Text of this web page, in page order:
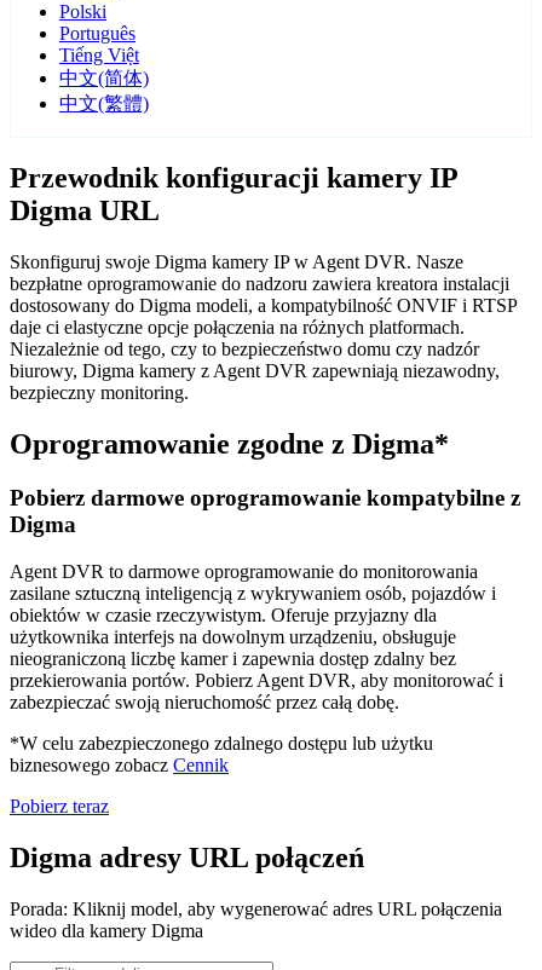
Polski
Português
Tiếng Việt
中文(简体)
中文(繁體)
Przewodnik konfiguracji kamery IP
Digma URL
Skonfiguruj swoje Digma kamery IP w Agent DVR. Nasze
bezpłatne oprogramowanie do nadzoru zawiera kreatora instalacji
dostosowany do Digma modeli, a kompatybilność ONVIF i RTSP
daje ci elastyczne opcje połączenia na różnych platformach.
Niezależnie od tego, czy to bezpieczeństwo domu czy nadzór
biurowy, Digma kamery z Agent DVR zapewniają niezawodny,
bezpieczny monitoring.
Oprogramowanie zgodne z Digma*
Pobierz darmowe oprogramowanie kompatybilne z
Digma
Agent DVR to darmowe oprogramowanie do monitorowania
zasilane sztuczną inteligencją z wykrywaniem osób, pojazdów i
obiektów w czasie rzeczywistym. Oferuje przyjazny dla
użytkownika interfejs na dowolnym urządzeniu, obsługuje
nieograniczoną liczbę kamer i zapewnia dostęp zdalny bez
przekierowania portów. Pobierz Agent DVR, aby monitorować i
zabezpieczać swoją nieruchomość przez całą dobę.
*W celu zabezpieczonego zdalnego dostępu lub użytku
biznesowego zobacz Cennik
Pobierz teraz
Digma adresy URL połączeń
Porada: Kliknij model, aby wygenerować adres URL połączenia
wideo dla kamery Digma